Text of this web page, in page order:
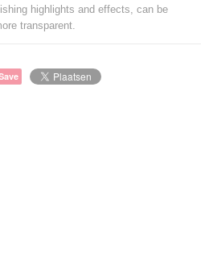
highlights and effects, can be
transparent.